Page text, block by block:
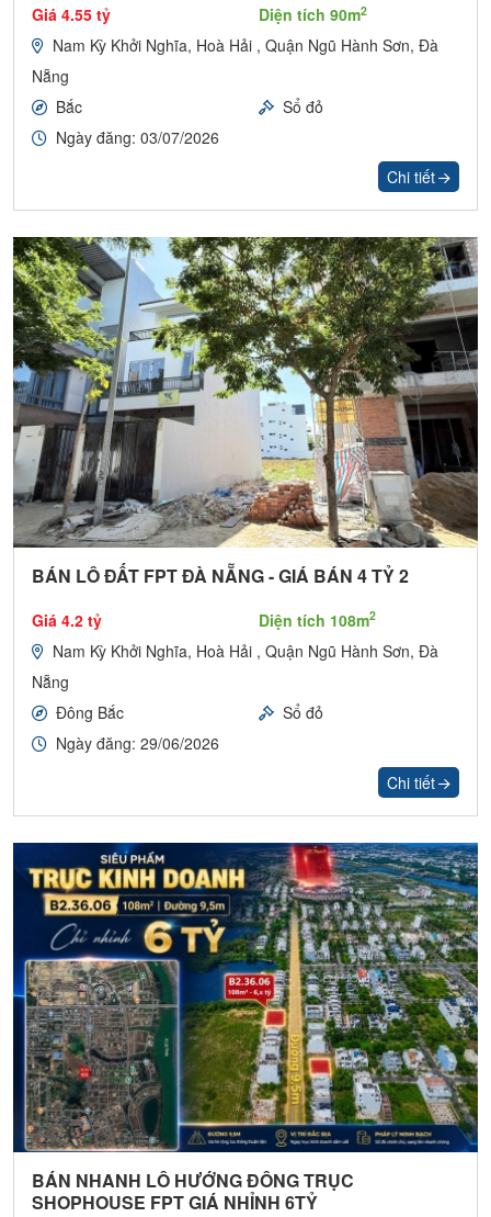
Giá 4.55 tỷ Diện tích 90m2
Nam Kỳ Khởi Nghĩa, Hoà Hải , Quận Ngũ Hành Sơn, Đà
Nẵng
Bắc
Sổ đỏ
Ngày đăng: 03/07/2026
Chi tiết
BÁN LÔ ĐẤT FPT ĐÀ NẴNG - GIÁ BÁN 4 TỶ 2
Giá 4.2 tỷ Diện tích 108m2
Nam Kỳ Khởi Nghĩa, Hoà Hải , Quận Ngũ Hành Sơn, Đà
Nẵng
Đông Bắc
Sổ đỏ
Ngày đăng: 29/06/2026
Chi tiết
BÁN NHANH LÔ HƯỚNG ĐÔNG TRỤC
SHOPHOUSE FPT GIÁ NHỈNH 6TỶ